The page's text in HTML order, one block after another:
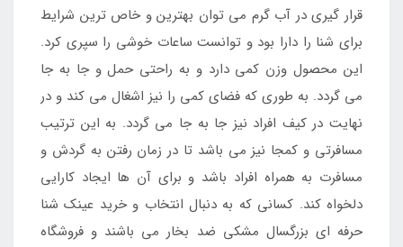
قرار گیری در آب گرم می توان بهترین و خاص ترین شرایط
برای شنا را دارا بود و توانست ساعات خوشی را سپری کرد.
این محصول وزن کمی دارد و به راحتی حمل و جا به جا
می گردد. به طوری که فضای کمی را نیز اشغال می کند و در
نهایت در کیف افراد نیز جا به جا می گردد. به این ترتیب
مسافرتی و کمجا نیز می باشد تا در زمان رفتن به گردش و
مسافرت به همراه افراد باشد و برای آن ها ایجاد کارایی
دلخواه کند. کسانی که به دنبال انتخاب و خرید عینک شنا
حرفه ای بزرگسال مشکی ضد بخار می باشند و فروشگاه